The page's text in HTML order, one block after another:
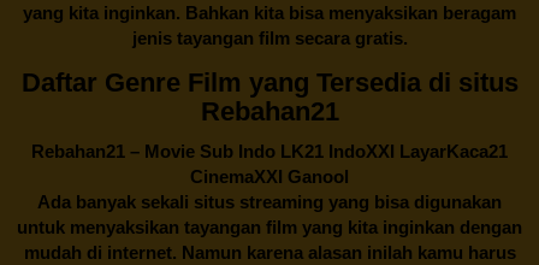
yang kita inginkan. Bahkan kita bisa menyaksikan beragam
jenis tayangan film secara gratis.
Daftar Genre Film yang Tersedia di situs
Rebahan21
Rebahan21 – Movie Sub Indo LK21 IndoXXI LayarKaca21
CinemaXXI Ganool
Ada banyak sekali situs streaming yang bisa digunakan
untuk menyaksikan tayangan film yang kita inginkan dengan
mudah di internet. Namun karena alasan inilah kamu harus